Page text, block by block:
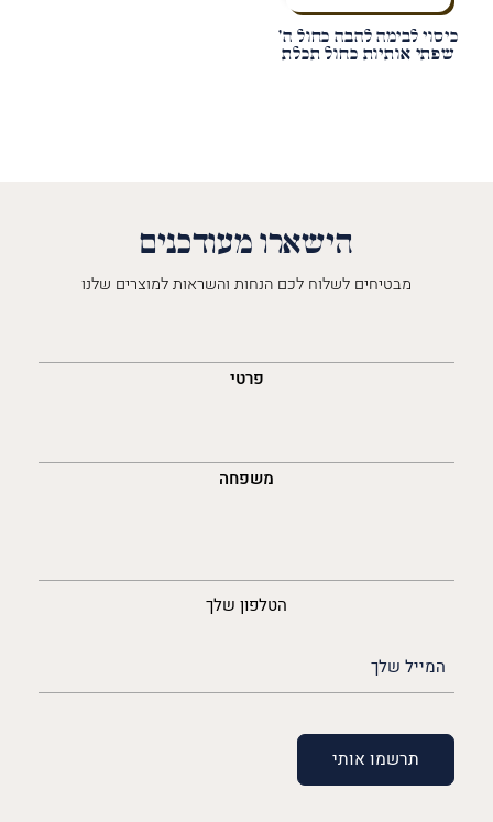
כיסוי לבימה להבה כחול ה'
שפתי אותיות כחול תכלת
הישארו מעודכנים
מבטיחים לשלוח לכם הנחות והשראות למוצרים שלנו
פרטי
משפחה
הטלפון שלך
(חובה)